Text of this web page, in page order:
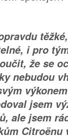
i pro
že se
nebudou
jsem
ale jsem
Citroënu